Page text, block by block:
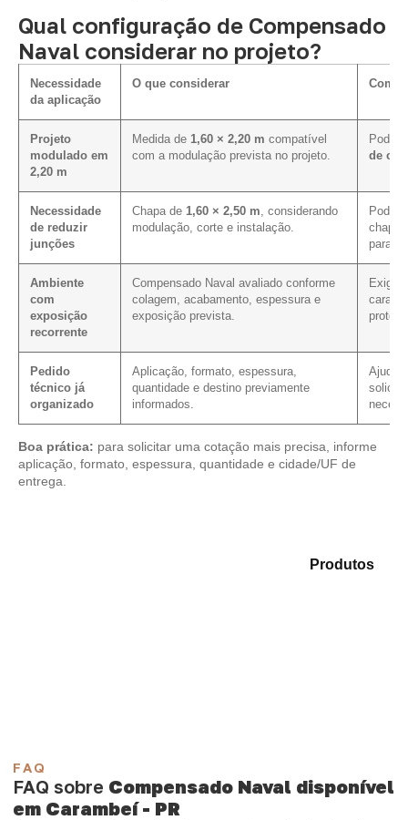
Qual configuração de Compensado
Naval considerar no projeto?
Necessidade
da aplicação
O que considerar Como
Projeto
modulado em
2,20 m
Medida de 1,60 × 2,20 m compatível
com a modulação prevista no projeto.
Pode
de
Necessidade
de reduzir
junções
Chapa de 1,60 × 2,50 m , considerando
modulação, corte e instalação.
Pode
chapa
para
Ambiente
com
exposição
recorrente
Compensado Naval avaliado conforme
colagem, acabamento, espessura e
exposição prevista.
Exige
Pedido
técnico já
organizado
Aplicação, formato, espessura,
quantidade e destino previamente
informados.
Ajuda
Boa prática: para solicitar uma cotação mais precisa, informe
aplicação, formato, espessura, quantidade e cidade/UF de
entrega.
Produtos
FAQ
FAQ sobre Compensado Naval disponível
em Carambeí - PR